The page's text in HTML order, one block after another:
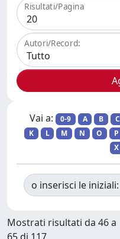
Risultati/Pagina
Autori/Record:
Vai a: 0-9 A B C
K
L M N O P
X
o inserisci le iniziali:
Mostrati risultati da 46 a
65 di 117